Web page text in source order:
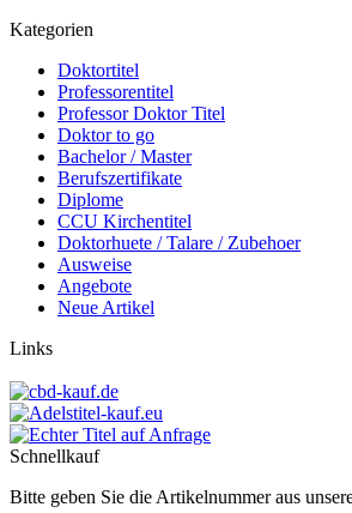
Kategorien
Doktortitel
Professorentitel
Professor Doktor Titel
Doktor to go
Bachelor / Master
Berufszertifikate
Diplome
CCU Kirchentitel
Doktorhuete / Talare / Zubehoer
Ausweise
Angebote
Neue Artikel
Links
Schnellkauf
Bitte geben Sie die Artikelnummer aus